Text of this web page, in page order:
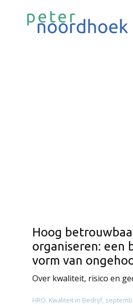
Hoog
organiseren: een
vorm van
Over kwaliteit, risico en
HRO. Kwaliteit in Bedrijf,